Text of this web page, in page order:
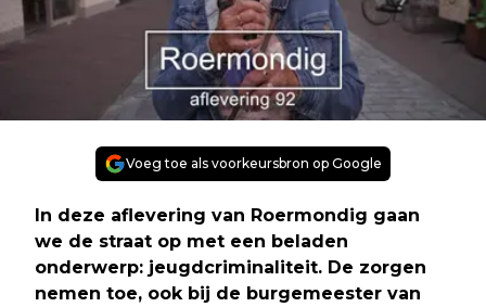
Voeg toe als voorkeursbron op Google
In deze aflevering van Roermondig gaan
we de straat op met een beladen
onderwerp: jeugdcriminaliteit. De zorgen
nemen toe, ook bij de burgemeester van